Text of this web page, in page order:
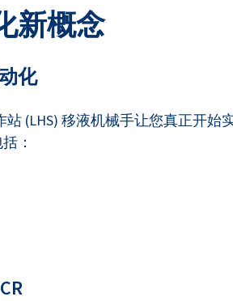
新概念
化
站 (LHS) 移液机械手让您真正开
：